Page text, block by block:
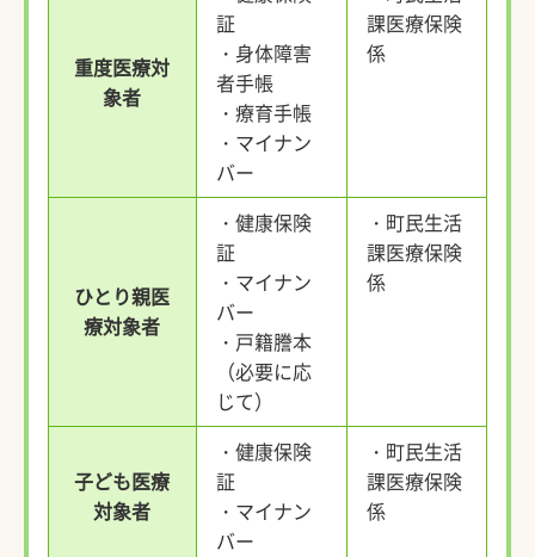
重度医療対
象者
証
・身体障害
者手帳
・療育手帳
・マイナン
バー
課医療保険
係
ひとり親医
療対象者
・健康保険
証
・マイナン
バー
・戸籍謄本
（必要に応
じて）
・町民生活
課医療保険
係
子ども医療
対象者
・健康保険
証
・マイナン
バー
・町民生活
課医療保険
係